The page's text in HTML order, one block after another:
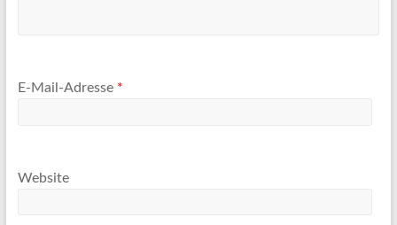
E-Mail-Adresse *
Website